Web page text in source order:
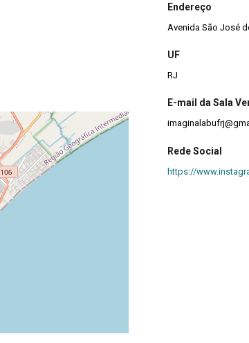
Endereço
Avenida São José
UF
RJ
E-mail da Sala
Rede Social
https://